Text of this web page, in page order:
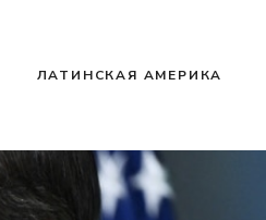
ЛАТИНСКАЯ АМЕРИКА